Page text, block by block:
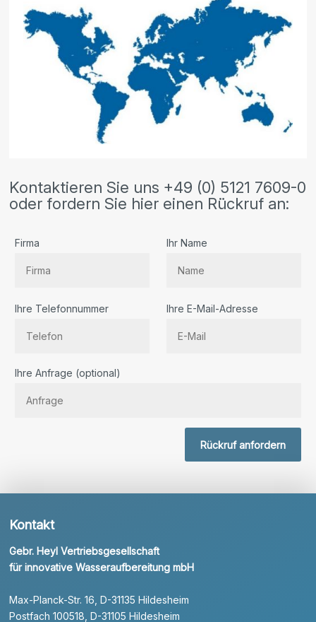
Kontaktieren Sie uns +49 (0) 5121 7609-0
oder fordern Sie hier einen Rückruf an:
Firma Ihr Name
Ihre Telefonnummer Ihre E-Mail-Adresse
Ihre Anfrage (optional)
Rückruf anfordern
Kontakt
Gebr. Heyl Vertriebsgesellschaft
für innovative Wasseraufbereitung mbH
Max-Planck-Str. 16, D-31135 Hildesheim
Postfach 100518, D-31105 Hildesheim